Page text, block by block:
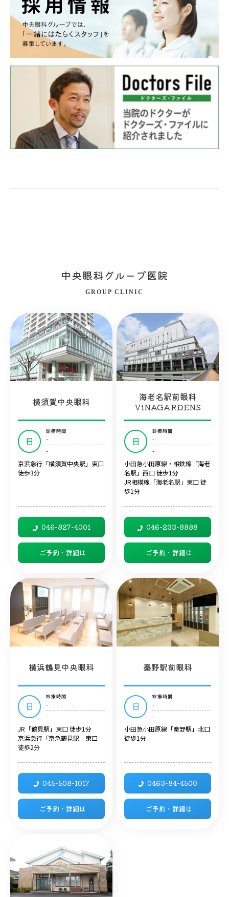
中央眼科グループ医院
GROUP CLINIC
横須賀中央眼科
日
診療時間
-
-
京浜急行「横須賀中央駅」東口
徒歩3分
046-827-4001
ご予約・詳細は
海老名駅前眼科
ViNAGARDENS
日
診療時間
-
-
小田急小田原線・相鉄線「海老
名駅」西口 徒歩1分
JR相模線「海老名駅」東口 徒
歩1分
046-233-8888
ご予約・詳細は
横浜鶴見中央眼科
日
診療時間
-
-
JR「鶴見駅」東口 徒歩1分
京浜急行「京急鶴見駅」東口
徒歩2分
045-508-1017
ご予約・詳細は
秦野駅前眼科
日
診療時間
-
-
小田急小田原線「秦野駅」北口
徒歩1分
0463-84-4500
ご予約・詳細は